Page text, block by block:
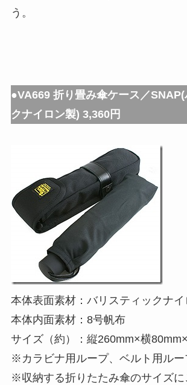
う。
●VA669 折り畳み傘ケース／SNAP(
クナイロン製) 3,360円
本体表面素材：バリスティックナイ
本体内面素材：8号帆布
サイズ（約）：縦260mm×横
※カラビナ用ループ、ベルト用ル
※収納する折りたたみ傘のサイズに